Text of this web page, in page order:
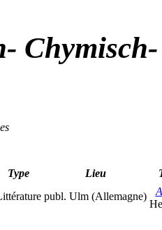
Type Lieu
publ. Ulm (Allemagne)